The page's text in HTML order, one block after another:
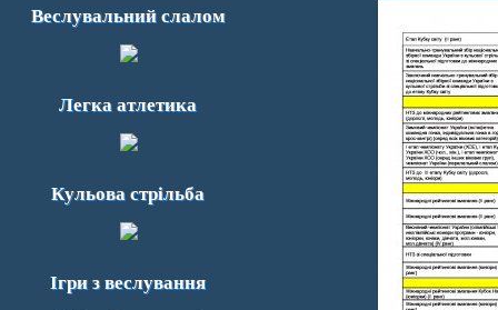
Веслувальний слалом
Легка атлетика
Кульова стрільба
Ігри з веслування